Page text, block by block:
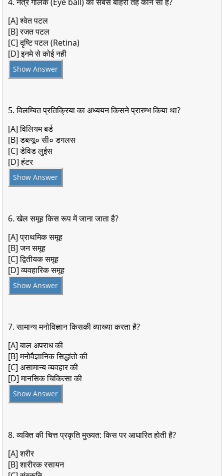
[A] श्वेत पटल
[B] रजत पटल
[C] दृष्टि पटल (Retina)
[D] इनमे से कोई नही
Show Answer
5. विलम्बित प्रतिक्रिया का अध्ययन किसने प्रारम्भ किया था?
[A] विलियम बर्ड
[B] डब्ल्यू० सी० डगलस
[C] डेविड लुईस
[D] हंटर
Show Answer
6. खेल समूह किस रूप में जाना जाता है?
[A] प्राथमिक समूह
[B] जन समूह
[C] द्वितीयक समूह
[D] व्यवहारिक समूह
Show Answer
7. सामान्य मनोविज्ञान किसकी व्याख्या करता है?
[A] बाल अपराध की
[B] मनोवैज्ञानिक सिद्धांतो की
[C] असामान्य व्यवहार की
[D] मानसिक चिकित्सा की
Show Answer
8. व्यक्ति की चित्त प्रकृति मुख्यत: किस पर आधारित होती है?
[A] शरीर
[B] शारीरक रसायन